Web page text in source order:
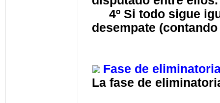
4º Si todo sigue
desempate
Fase de
La fase de